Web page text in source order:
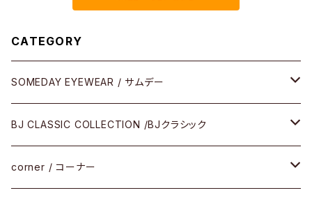
CATEGORY
SOMEDAY EYEWEAR / サムデー
メガネ
サングラス
BJ CLASSIC COLLECTION /BJクラシック
CELLULOID（CRAFTSMAN EDITION）
corner / コーナー